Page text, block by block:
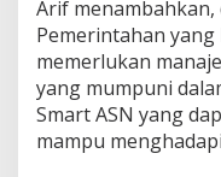
t
Arif
Pemerintahan
memerlukan
yang mumpuni
Smart ASN yang
mampu